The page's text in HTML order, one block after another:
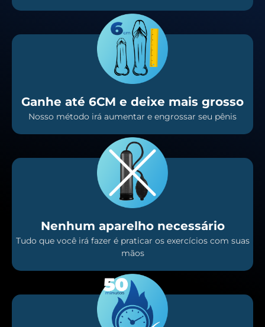
Ganhe até 6CM e deixe mais grosso
Nosso método irá aumentar e engrossar seu pênis
Nenhum aparelho necessário
Tudo que você irá fazer é praticar os exercícios com suas
mãos